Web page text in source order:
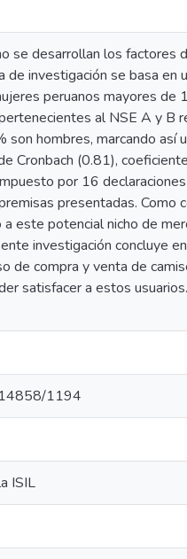
se desarrollan los
investigación se basa
peruanos mayores
al NSE A y
hombres, marcando así
Cronbach (0.81),
por 16
presentadas. Como
este potencial nicho de
investigación concluye
de compra y venta de
satisfacer a estos
1194
ISIL